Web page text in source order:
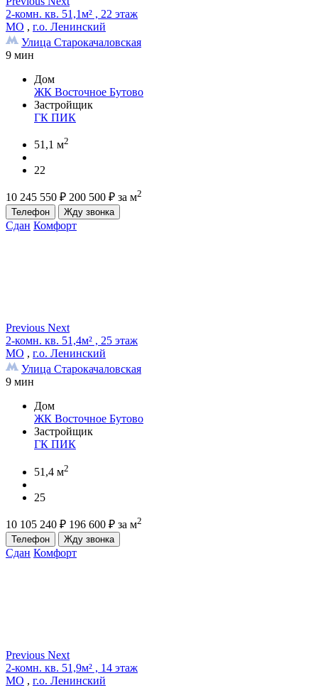
2-комн. кв. 51,1м² , 22 этаж
МО , г.о. Ленинский
Улица Старокачаловская
9 мин
Дом
ЖК Восточное Бутово
Застройщик
ГК ПИК
51,1 м2
22
10 245 550 ₽ 200 500 ₽ за м2
Телефон
Жду звонка
Сдан Комфорт
Previous Next
2-комн. кв. 51,4м² , 25 этаж
МО , г.о. Ленинский
Улица Старокачаловская
9 мин
Дом
ЖК Восточное Бутово
Застройщик
ГК ПИК
51,4 м2
25
10 105 240 ₽ 196 600 ₽ за м2
Телефон
Жду звонка
Сдан Комфорт
Previous Next
2-комн. кв. 51,9м² , 14 этаж
МО , г.о. Ленинский